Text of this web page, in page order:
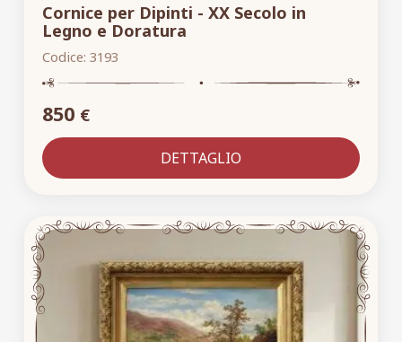
Cornice per Dipinti - XX Secolo in
Legno e Doratura
Codice: 3193
850 €
DETTAGLIO